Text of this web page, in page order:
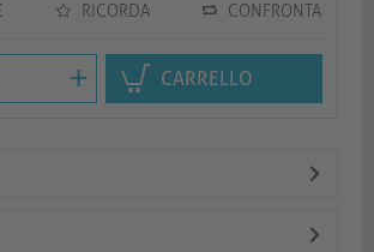
RICORDA CONFRONTA
+ CARRELLO